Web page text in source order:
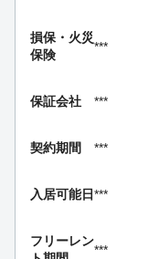
損保・ 火災
保険
***
保証会社 ***
契約期間 ***
入居可能日***
フリーレン
***